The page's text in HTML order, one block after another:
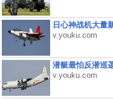
日心神战机大量
v.youku.com
潜艇最怕反潜巡
v.youku.com